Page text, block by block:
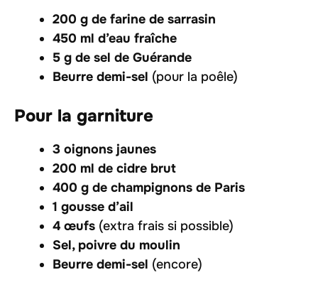
200 g de farine de sarrasin
450 ml d’eau fraîche
5 g de sel de Guérande
Beurre demi-sel (pour la poêle)
Pour la garniture
3 oignons jaunes
200 ml de cidre brut
400 g de champignons de Paris
1 gousse d’ail
4 œufs (extra frais si possible)
Sel, poivre du moulin
Beurre demi-sel (encore)